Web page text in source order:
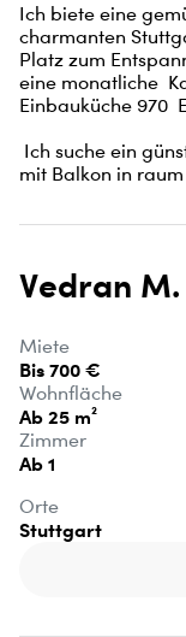
Ich biete eine
charmanten
Platz zum
eine monatliche
Einbauküche 970
mit Balkon in
Vedran
Miete
Bis 700 €
Wohnfläche
Ab 25 m²
Zimmer
Ab 1
Orte
Stuttgart